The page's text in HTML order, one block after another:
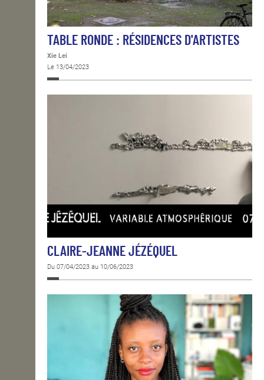
TABLE RONDE : RÉSIDENCES D'ARTISTES
Xie Lei
Le 13/04/2023
CLAIRE-JEANNE JÉZÉQUEL
Du 07/04/2023 au 10/06/2023